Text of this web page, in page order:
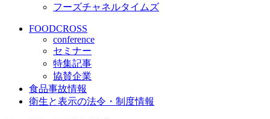
フーズチャネルタイムズ
FOODCROSS
conference
セミナー
特集記事
協賛企業
食品事故情報
衛生と表示の法令・制度情報